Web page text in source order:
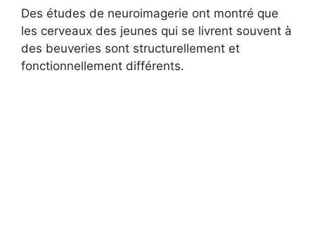
Des études de neuroimagerie ont montré que
les cerveaux des jeunes qui se livrent souvent à
des beuveries sont structurellement et
fonctionnellement différents.